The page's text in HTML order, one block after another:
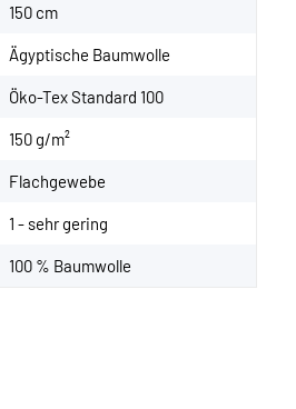
150 cm
Ägyptische Baumwolle
Öko-Tex Standard 100
150 g/m²
Flachgewebe
1 - sehr gering
100 % Baumwolle